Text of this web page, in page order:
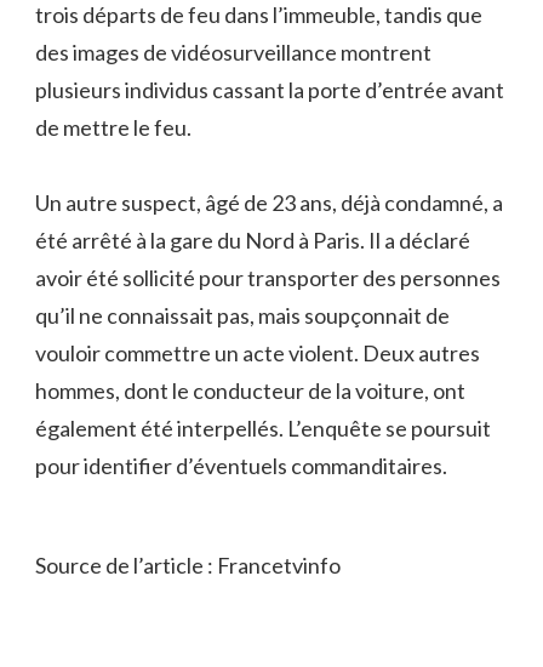
trois départs de feu dans l’immeuble, tandis que
des images de vidéosurveillance montrent
plusieurs individus cassant la porte d’entrée avant
de mettre le feu.
Un autre suspect, âgé de 23 ans, déjà condamné, a
été arrêté à la gare du Nord à Paris. Il a déclaré
avoir été sollicité pour transporter des personnes
qu’il ne connaissait pas, mais soupçonnait de
vouloir commettre un acte violent. Deux autres
hommes, dont le conducteur de la voiture, ont
également été interpellés. L’enquête se poursuit
pour identifier d’éventuels commanditaires.
Source de l’article : Francetvinfo